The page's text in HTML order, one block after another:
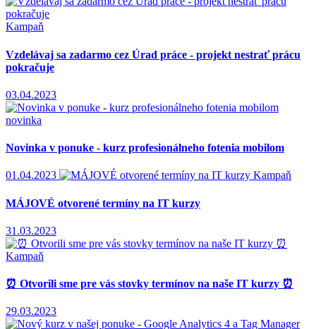
Kampaň
Vzdelávaj sa zadarmo cez Úrad práce - projekt nestrať prácu
pokračuje
03.04.2023
novinka
Novinka v ponuke - kurz profesionálneho fotenia mobilom
01.04.2023 Kampaň
MÁJOVÉ otvorené termíny na IT kurzy
31.03.2023
Kampaň
⏰ Otvorili sme pre vás stovky termínov na naše IT kurzy ⏰
29.03.2023